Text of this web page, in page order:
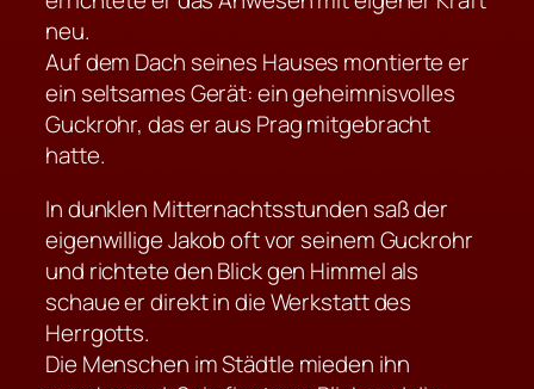
neu.
Auf dem Dach seines Hauses montierte er
ein seltsames Gerät: ein geheimnisvolles
Guckrohr, das er aus Prag mitgebracht
hatte.
In dunklen Mitternachtsstunden saß der
eigenwillige Jakob oft vor seinem Guckrohr
und richtete den Blick gen Himmel als
schaue er direkt in die Werkstatt des
Herrgotts.
Die Menschen im Städtle mieden ihn